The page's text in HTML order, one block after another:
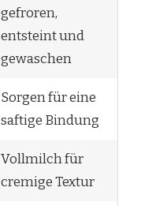
gefroren,
entsteint und
gewaschen
Sorgen für eine
saftige Bindung
Vollmilch für
cremige Textur